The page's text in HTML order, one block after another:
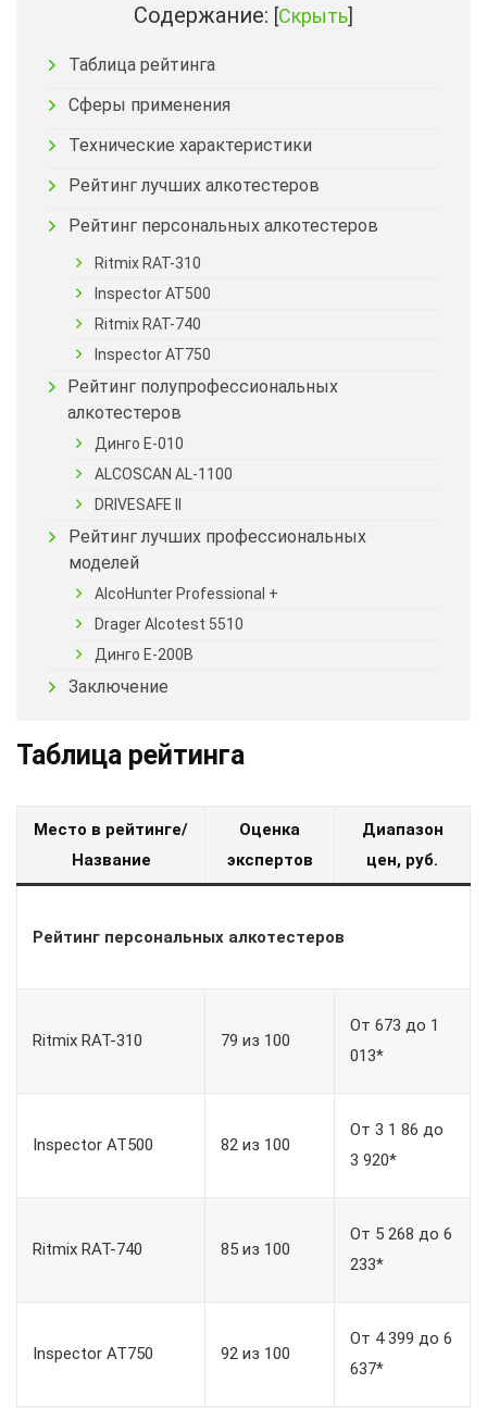
Содержание: [Скрыть]
Таблица рейтинга
Сферы применения
Технические характеристики
Рейтинг лучших алкотестеров
Рейтинг персональных алкотестеров
Ritmix RAT-310
Inspector AT500
Ritmix RAT-740
Inspector AT750
Рейтинг полупрофессиональных
алкотестеров
Динго E-010
ALCOSCAN AL-1100
DRIVESAFE II
Рейтинг лучших профессиональных
моделей
AlcoHunter Professional +
Drager Alcotest 5510
Динго E-200B
Заключение
Таблица рейтинга
Место в рейтинге/
Название
Оценка
экспертов
Диапазон
цен, руб.
Рейтинг персональных алкотестеров
Ritmix RAT-310 79 из 100
От 673 до 1
013*
Inspector AT500 82 из 100
От 3 1 86 до
3 920*
Ritmix RAT-740 85 из 100
От 5 268 до 6
233*
Inspector AT750 92 из 100
От 4 399 до 6
637*